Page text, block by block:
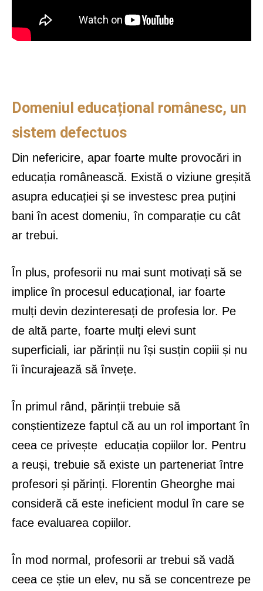
Domeniul educațional românesc, un
sistem defectuos
Din nefericire, apar foarte multe provocări in
educația românească. Există o viziune greșită
asupra educației și se investesc prea puțini
bani în acest domeniu, în comparație cu cât
ar trebui.
În plus, profesorii nu mai sunt motivați să se
implice în procesul educațional, iar foarte
mulți devin dezinteresați de profesia lor. Pe
de altă parte, foarte mulți elevi sunt
superficiali, iar părinții nu își susțin copiii și nu
îi încurajează să învețe.
În primul rând, părinții trebuie să
conștientizeze faptul că au un rol important în
ceea ce privește educația copiilor lor. Pentru
a reuși, trebuie să existe un parteneriat între
profesori și părinți. Florentin Gheorghe mai
consideră că este ineficient modul în care se
face evaluarea copiilor.
În mod normal, profesorii ar trebui să vadă
ceea ce știe un elev, nu să se concentreze pe